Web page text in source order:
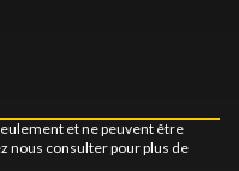
et ne peuvent être
nous consulter pour plus de